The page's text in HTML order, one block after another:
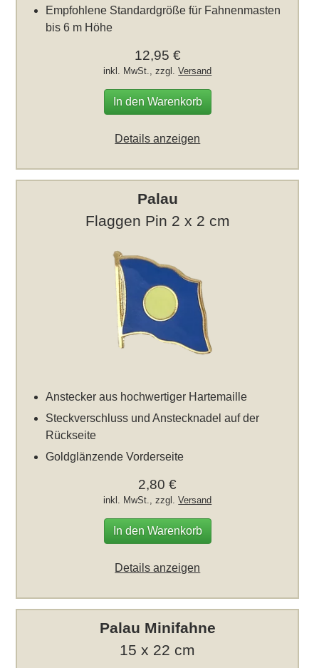
Empfohlene Standardgröße für Fahnenmasten
bis 6 m Höhe
12,95 €
inkl. MwSt., zzgl.Versand
In den Warenkorb
Details anzeigen
Palau
Flaggen Pin 2 x 2 cm
Anstecker aus hochwertiger Hartemaille
Steckverschluss und Anstecknadel auf der
Rückseite
Goldglänzende Vorderseite
2,80 €
inkl. MwSt., zzgl.Versand
In den Warenkorb
Details anzeigen
Palau Minifahne
15 x 22 cm